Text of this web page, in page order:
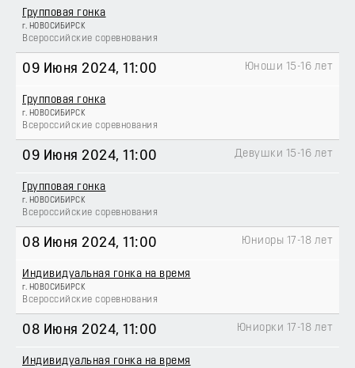
Групповая гонка
г. НОВОСИБИРСК
Всероссийские соревнования
09 Июня 2024, 11:00
Групповая гонка
г. НОВОСИБИРСК
Всероссийские соревнования
Юноши 15-16 лет
09 Июня 2024, 11:00
Групповая гонка
г. НОВОСИБИРСК
Всероссийские соревнования
Девушки 15-16 лет
08 Июня 2024, 11:00
Индивидуальная гонка на время
г. НОВОСИБИРСК
Всероссийские соревнования
Юниоры 17-18 лет
08 Июня 2024, 11:00
Индивидуальная гонка на время
Юниорки 17-18 лет